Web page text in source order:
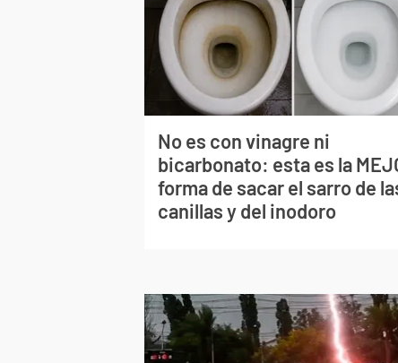
No es con vinagre ni
bicarbonato: esta es la
forma de sacar el sarro de
canillas y del inodoro